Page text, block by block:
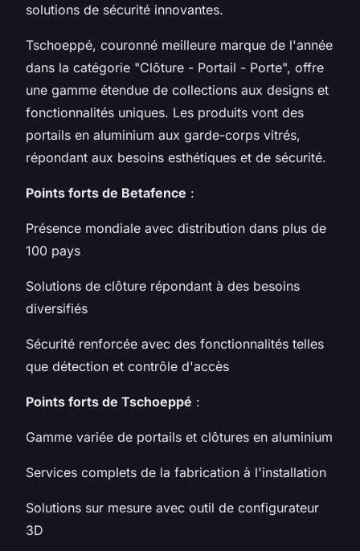
solutions de sécurité innovantes.
Tschoeppé, couronné meilleure marque de l'année
dans la catégorie "Clôture - Portail - Porte", offre
une gamme étendue de collections aux designs et
fonctionnalités uniques. Les produits vont des
portails en aluminium aux garde-corps vitrés,
répondant aux besoins esthétiques et de sécurité.
Points forts de Betafence :
Présence mondiale avec distribution dans plus de
100 pays
Solutions de clôture répondant à des besoins
diversifiés
Sécurité renforcée avec des fonctionnalités telles
que détection et contrôle d'accès
Points forts de Tschoeppé :
Gamme variée de portails et clôtures en aluminium
Services complets de la fabrication à l'installation
Solutions sur mesure avec outil de configurateur
3D